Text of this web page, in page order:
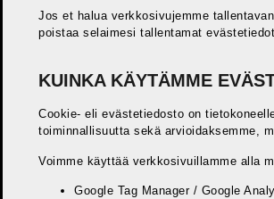
Jos et halua verkkosivujemme
poistaa selaimesi tallentamat
KUINKA KÄYTÄMME
Cookie- eli evästetiedosto on
toiminnallisuutta sekä arvioidaksemme,
Voimme käyttää verkkosivuillamme alla
Google Tag Manager / Google